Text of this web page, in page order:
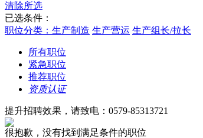
清除所选
已选条件：
职位分类：生产制造 生产营运 生产组长/拉长
所有职位
紧急职位
推荐职位
资质认证
提升招聘效果，请致电：0579-85313721
很抱歉，没有找到满足条件的职位